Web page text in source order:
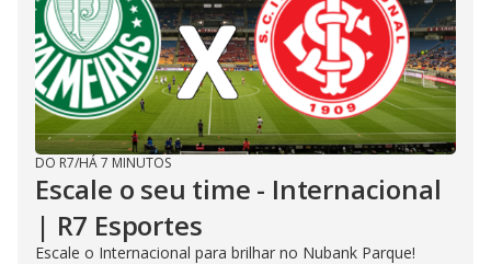
DO R7/HÁ 7 MINUTOS
Escale o seu time - Internacional
| R7 Esportes
Escale o Internacional para brilhar no Nubank Parque!